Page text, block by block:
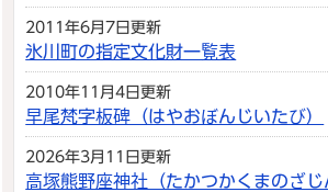
2011年6月7日更新
氷川町の指定文化財一覧表
2010年11月4日更新
早尾梵字板碑（はやおぼんじいたび）
2026年3月11日更新
高塚熊野座神社（たかつかくまのざじ